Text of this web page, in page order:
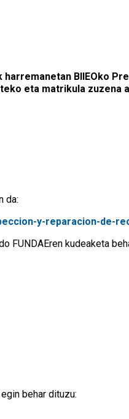
BIIEOko
eta matrikula zuzena
da:
y-reparacion-de-
kudeaketa
behar dituzu: